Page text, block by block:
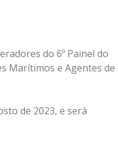
do 6º Painel do
Marítimos e Agentes de
de 2023, e será